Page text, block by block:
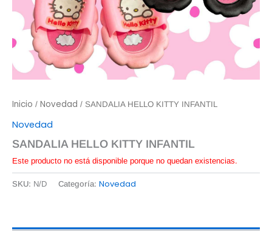
Inicio / Novedad / SANDALIA HELLO KITTY INFANTIL
Novedad
SANDALIA HELLO KITTY INFANTIL
Este producto no está disponible porque no quedan existencias.
SKU: N/D Categoría: Novedad